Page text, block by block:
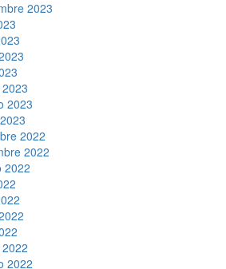
2023
2023
2022
2022
2022
2022